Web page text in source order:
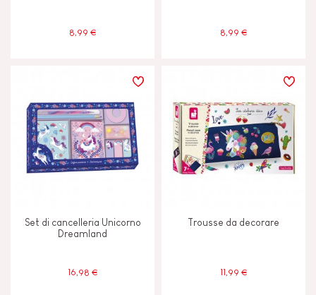
8,99 € 8,99 €
Set di cancelleria Unicorno
Dreamland
16,98 €
Trousse da decorare
11,99 €